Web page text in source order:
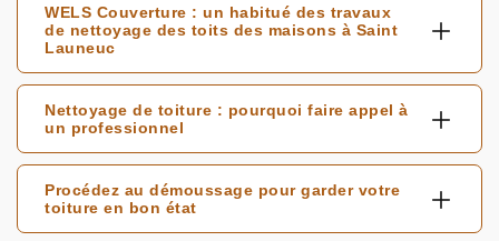
WELS Couverture : un habitué des travaux
de nettoyage des toits des maisons à Saint
Launeuc
Nettoyage de toiture : pourquoi faire appel à
un professionnel
Procédez au démoussage pour garder votre
toiture en bon état